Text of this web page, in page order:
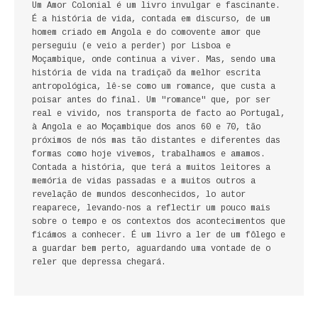
PRÉ-HISTÓRIA
LITERATURA
BIOGRAFIA
FICÇÃO E ROMANCE
LABIRINTOS DE EROS
NOVA BIBLIOTECA COSMOS
POESIA E TEATRO
REVISTA DEDALUS
Um Amor Colonial é um livro invulgar e fascinante.
É a história de vida, contada em discurso, de um
homem criado em Angola e do comovente amor que
perseguiu (e veio a perder) por Lisboa e
Moçambique, onde continua a viver. Mas, sendo uma
história de vida na tradiçaõ da melhor escrita
antropológica, lê-se como um romance, que custa a
poisar antes do final. Um "romance" que, por ser
real e vivido, nos transporta de facto ao Portugal,
à Angola e ao Moçambique dos anos 60 e 70, tão
próximos de nós mas tão distantes e diferentes das
formas como hoje vivemos, trabalhamos e amamos.
Contada a história, que terá a muitos leitores a
memória de vidas passadas e a muitos outros a
revelação de mundos desconhecidos, lo autor
reaparece, levando-nos a reflectir um pouco mais
sobre o tempo e os contextos dos acontecimentos que
ficámos a conhecer. É um livro a ler de um fôlego e
a guardar bem perto, aguardando uma vontade de o
reler que depressa chegará.